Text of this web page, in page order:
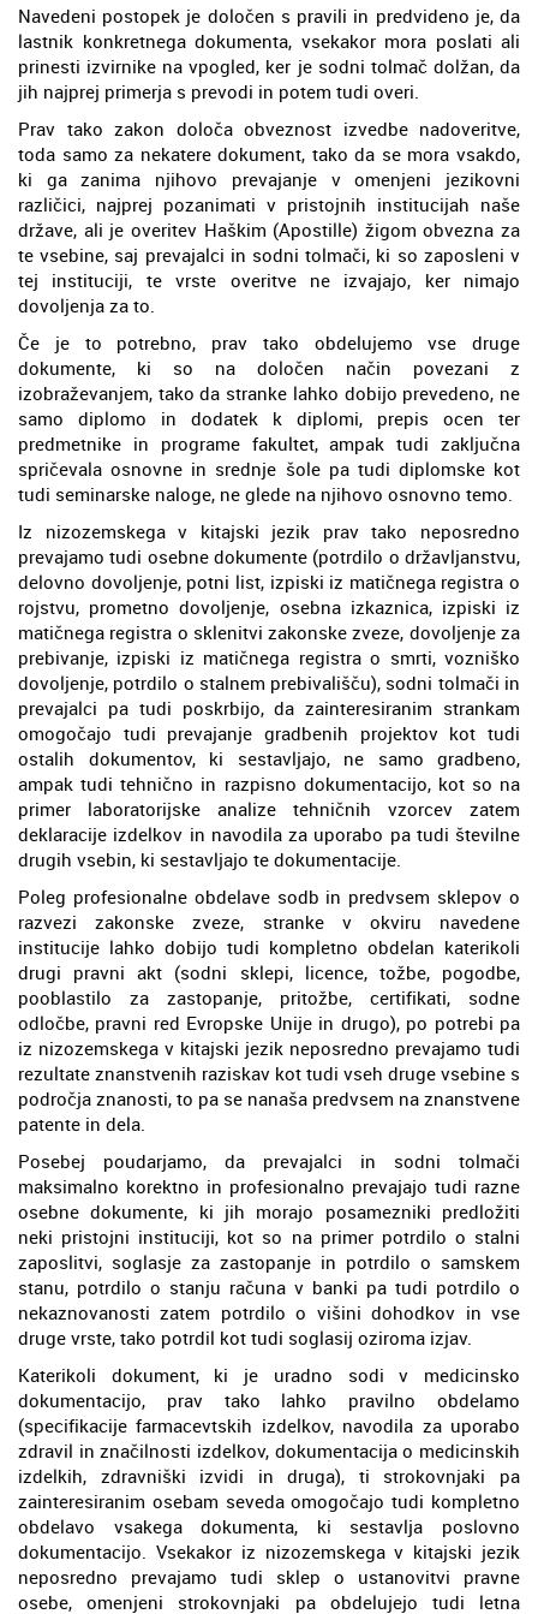
Navedeni postopek je določen s pravili in predvideno je, da
lastnik konkretnega dokumenta, vsekakor mora poslati ali
prinesti izvirnike na vpogled, ker je sodni tolmač dolžan, da
jih najprej primerja s prevodi in potem tudi overi.
Prav tako zakon določa obveznost izvedbe nadoveritve,
toda samo za nekatere dokument, tako da se mora vsakdo,
ki ga zanima njihovo prevajanje v omenjeni jezikovni
različici, najprej pozanimati v pristojnih institucijah naše
države, ali je overitev Haškim (Apostille) žigom obvezna za
te vsebine, saj prevajalci in sodni tolmači, ki so zaposleni v
tej instituciji, te vrste overitve ne izvajajo, ker nimajo
dovoljenja za to.
Če je to potrebno, prav tako obdelujemo vse druge
dokumente, ki so na določen način povezani z
izobraževanjem, tako da stranke lahko dobijo prevedeno, ne
samo diplomo in dodatek k diplomi, prepis ocen ter
predmetnike in programe fakultet, ampak tudi zaključna
spričevala osnovne in srednje šole pa tudi diplomske kot
tudi seminarske naloge, ne glede na njihovo osnovno temo.
Iz nizozemskega v kitajski jezik prav tako neposredno
prevajamo tudi osebne dokumente (potrdilo o državljanstvu,
delovno dovoljenje, potni list, izpiski iz matičnega registra o
rojstvu, prometno dovoljenje, osebna izkaznica, izpiski iz
matičnega registra o sklenitvi zakonske zveze, dovoljenje za
prebivanje, izpiski iz matičnega registra o smrti, vozniško
dovoljenje, potrdilo o stalnem prebivališču), sodni tolmači in
prevajalci pa tudi poskrbijo, da zainteresiranim strankam
omogočajo tudi prevajanje gradbenih projektov kot tudi
ostalih dokumentov, ki sestavljajo, ne samo gradbeno,
ampak tudi tehnično in razpisno dokumentacijo, kot so na
primer laboratorijske analize tehničnih vzorcev zatem
deklaracije izdelkov in navodila za uporabo pa tudi številne
drugih vsebin, ki sestavljajo te dokumentacije.
Poleg profesionalne obdelave sodb in predvsem sklepov o
razvezi zakonske zveze, stranke v okviru navedene
institucije lahko dobijo tudi kompletno obdelan katerikoli
drugi pravni akt (sodni sklepi, licence, tožbe, pogodbe,
pooblastilo za zastopanje, pritožbe, certifikati, sodne
odločbe, pravni red Evropske Unije in drugo), po potrebi pa
iz nizozemskega v kitajski jezik neposredno prevajamo tudi
rezultate znanstvenih raziskav kot tudi vseh druge vsebine s
področja znanosti, to pa se nanaša predvsem na znanstvene
patente in dela.
Posebej poudarjamo, da prevajalci in sodni tolmači
maksimalno korektno in profesionalno prevajajo tudi razne
osebne dokumente, ki jih morajo posamezniki predložiti
neki pristojni instituciji, kot so na primer potrdilo o stalni
zaposlitvi, soglasje za zastopanje in potrdilo o samskem
stanu, potrdilo o stanju računa v banki pa tudi potrdilo o
nekaznovanosti zatem potrdilo o višini dohodkov in vse
druge vrste, tako potrdil kot tudi soglasij oziroma izjav.
Katerikoli dokument, ki je uradno sodi v medicinsko
dokumentacijo, prav tako lahko pravilno obdelamo
(specifikacije farmacevtskih izdelkov, navodila za uporabo
zdravil in značilnosti izdelkov, dokumentacija o medicinskih
izdelkih, zdravniški izvidi in druga), ti strokovnjaki pa
zainteresiranim osebam seveda omogočajo tudi kompletno
obdelavo vsakega dokumenta, ki sestavlja poslovno
dokumentacijo. Vsekakor iz nizozemskega v kitajski jezik
neposredno prevajamo tudi sklep o ustanovitvi pravne
osebe, omenjeni strokovnjaki pa obdelujejo tudi letna